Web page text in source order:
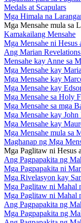
Medals at Scapulars
Mga Himala na
Mga Mensahe mula sa
Kamakailang Mensahe
Mga Mensahe ni Hesus
Ang Marian
Mensahe kay Anne sa
Mga Mensahe kay
Mga Mensahe kay
Mga Mensahe kay
Mga Mensahe sa Holy
Mga Mensahe sa mga
Mga Mensahe kay
Mga Mensahe kay
Mga Mensahe mula sa
Maghanap ng Mga
Mga Paglitaw ni Hesus
Ang Pagpapakita ng
Mga Pagpapakita ni
Mga Rivelasyon kay
Mga Paglitaw ni Mahal
Mga Paglitaw ni Mahal
Ang Pagpapakita ng
Mga Pagpapakita ng